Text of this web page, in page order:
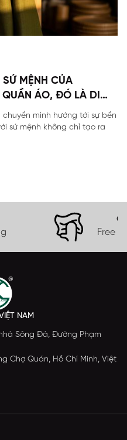
MỆNH CỦA
ÁO, ĐÓ LÀ DI
mình hướng tới sự bền
sứ mệnh không chỉ tạo ra
Free
NAM
nhà Sông Đà, Đường Phạm
Chợ Quán, Hồ Chí Minh, Việt